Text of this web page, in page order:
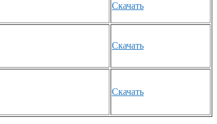
Скачать
Скачать
Скачать